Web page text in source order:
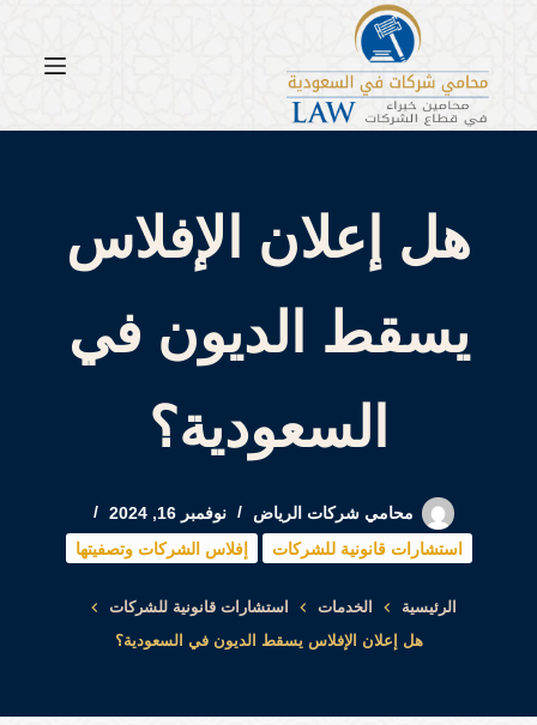
المحتوى
هل إعلان الإفلاس
يسقط الديون في
السعودية؟
محامي شركات الرياض
نوفمبر 16, 2024
استشارات قانونية للشركات
إفلاس الشركات وتصفيتها
الرئيسية الخدمات
استشارات قانونية للشركات
هل إعلان الإفلاس يسقط الديون في السعودية؟